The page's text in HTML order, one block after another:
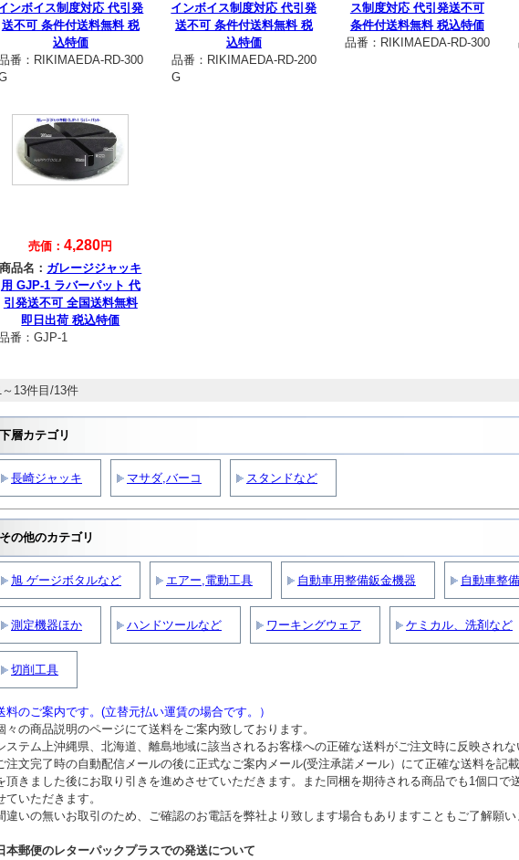
ンボイス制度対応 代引発
送不可 条件付送料無料 税
込特価
番： RIKIMAEDA-RD-300
インボイス制度対応 代引発
送不可 条件付送料無料 税
込特価
品番： RIKIMAEDA-RD-200
G
ス制度対応 代引発送不可
条件付送料無料 税込特価
品番： RIKIMAEDA-RD-300
売価：4,280円
商品名： ガレージジャッキ
用 GJP-1 ラバーパット 代
引発送不可 全国送料無料
即日出荷 税込特価
番： GJP-1
～13件目/13件
下層カテゴリ
長崎ジャッキ マサダ,バーコ スタンドなど
その他のカテゴリ
旭 ゲージボタルなど エアー,電動工具 自動車用整備鈑金機器 自動車整
測定機器ほか ハンドツールなど ワーキングウェア ケミカル、洗剤など
切削工具
料のご案内です。(立替元払い運賃の場合です。）
々の商品説明のページにて送料をご案内致しております。
ステム上沖縄県、北海道、離島地域に該当されるお客様への正確な送料がご注文時に反映されな
注文完了時の自動配信メールの後に正式なご案内メール(受注承諾メール）にて正確な送料を記
頂きました後にお取り引きを進めさせていただきます。また同梱を期待される商品でも1個口で
ていただきます。
違いの無いお取引のため、ご確認のお電話を弊社より致します場合もありますこともご了解願い
本郵便のレターパックプラスでの発送について